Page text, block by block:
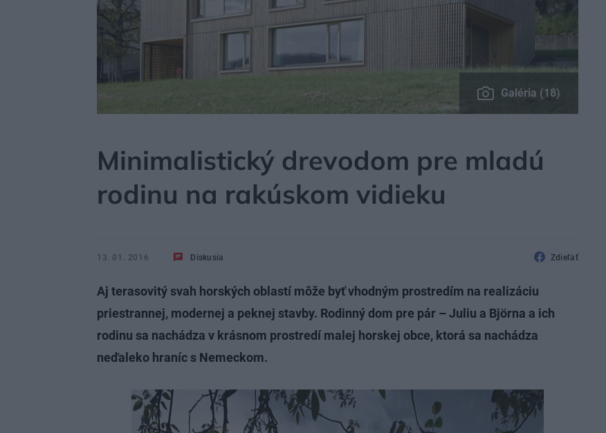
Galéria (18)
Minimalistický drevodom pre mladú
rodinu na rakúskom vidieku
13. 01. 2016 Diskusia Zdieľať
Aj terasovitý svah horských oblastí môže byť vhodným prostredím na realizáciu
priestrannej, modernej a peknej stavby. Rodinný dom pre pár – Juliu a Björna a ich
rodinu sa nachádza v krásnom prostredí malej horskej obce, ktorá sa nachádza
neďaleko hraníc s Nemeckom.